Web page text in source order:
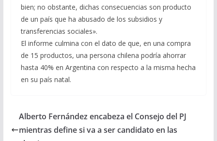
bien; no obstante, dichas consecuencias son producto
de un país que ha abusado de los subsidios y
transferencias sociales».
El informe culmina con el dato de que, en una compra
de 15 productos, una persona chilena podría ahorrar
hasta 40% en Argentina con respecto a la misma hecha
en su país natal.
Alberto Fernández encabeza el Consejo del PJ
mientras define si va a ser candidato en las